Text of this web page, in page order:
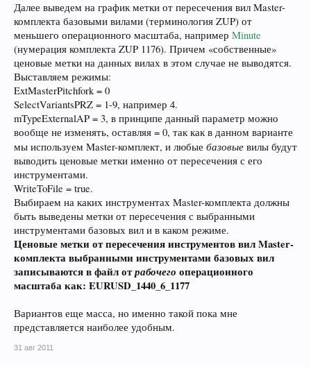
Далее выведем на график метки от пересечения вил Master-
комплекта базовыми вилами (терминология ZUP) от
меньшего операционного масштаба, например Minute
(нумерация комплекта ZUP 1176). Причем «собственные»
ценовые метки на данных вилах в этом случае не выводятся.
Выставляем режимы:
ExtMasterPitchfork = 0
SelectVariantsPRZ = 1-9, например 4.
mTypeExternalAP = 3, в принципе данный параметр можно
вообще не изменять, оставляя = 0, так как в данном варианте
мы используем Master-комплект, и любые базовые вилы будут
выводить ценовые метки именно от пересечения с его
инструментами.
WriteToFile = true.
Выбираем на каких инструментах Master-комплекта должны
быть выведены метки от пересечения с выбранными
инструментами базовых вил и в каком режиме.
Ценовые метки от пересечения инструментов вил Master-
комплекта выбранными инструментами базовых вил
записываются в файл отрабочего операционного
масштаба как: EURUSD_1440_6_1177
Вариантов еще масса, но именно такой пока мне
представляется наиболее удобным.
31 авг 2011